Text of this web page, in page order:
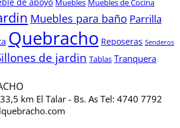
de apoyo Muebles Muebles de Cocina
Muebles para baño Parrilla
Quebracho Reposeras Senderos
de jardin Tablas Tranquera
km El Talar - Bs. As Tel: 4740 7792